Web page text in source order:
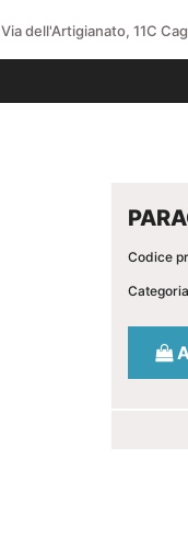
Via dell'Artigianato, 11C
Codice
Quantità